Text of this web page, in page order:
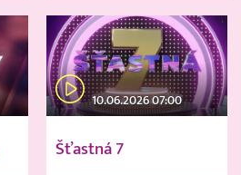
10.06.2026 07:00
Šťastná 7